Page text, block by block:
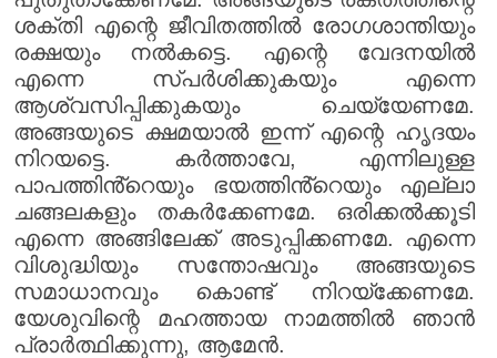
ശക്തി എന്റെ ജീവിതത്തിൽ രോഗശാന്തിയും
രക്ഷയും നൽകട്ടെ. എന്റെ വേദനയിൽ
എന്നെ സ്പർശിക്കുകയും എന്നെ
ആശ്വസിപ്പിക്കുകയും ചെയ്യേണമേ.
അങ്ങയുടെ ക്ഷമയാൽ ഇന്ന് എന്റെ ഹൃദയം
നിറയട്ടെ. കർത്താവേ, എന്നിലുള്ള
പാപത്തിൻ്റെയും ഭയത്തിൻ്റെയും എല്ലാ
ചങ്ങലകളും തകർക്കേണമേ. ഒരിക്കൽക്കൂടി
എന്നെ അങ്ങിലേക്ക് അടുപ്പിക്കണമേ. എന്നെ
വിശുദ്ധിയും സന്തോഷവും അങ്ങയുടെ
സമാധാനവും കൊണ്ട് നിറയ്‌ക്കേണമേ.
യേശുവിന്റെ മഹത്തായ നാമത്തിൽ ഞാൻ
പ്രാർത്ഥിക്കുന്നു, ആമേൻ.